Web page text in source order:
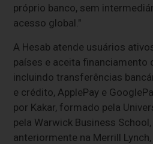
próprio banco, sem
acesso global."
A Hesab atende usuários
países e aceita financiamento
incluindo transferências
e crédito, ApplePay e
por Kakar, formado pela
pela Warwick Business
anteriormente na Merrill